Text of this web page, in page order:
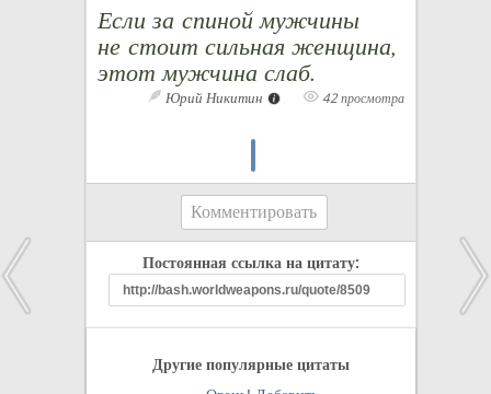
Если за спиной мужчины
не стоит сильная женщина,
этот мужчина слаб.
Юрий Никитин 42 просмотра
Комментировать
Постоянная ссылка на цитату:
Другие популярные цитаты